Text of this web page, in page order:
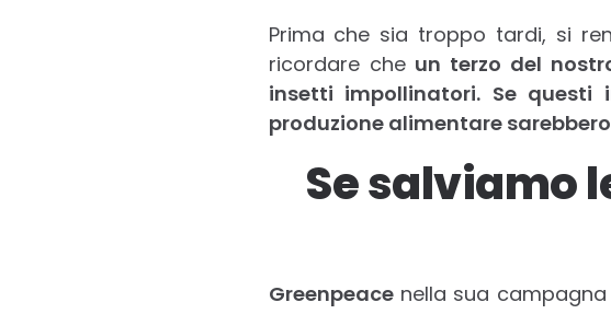
Prima che sia troppo tardi, si
ricordare cheun terzo del
insetti impollinatori. Se questi
produzione alimentare
Se salviamo
Greenpeacenella sua